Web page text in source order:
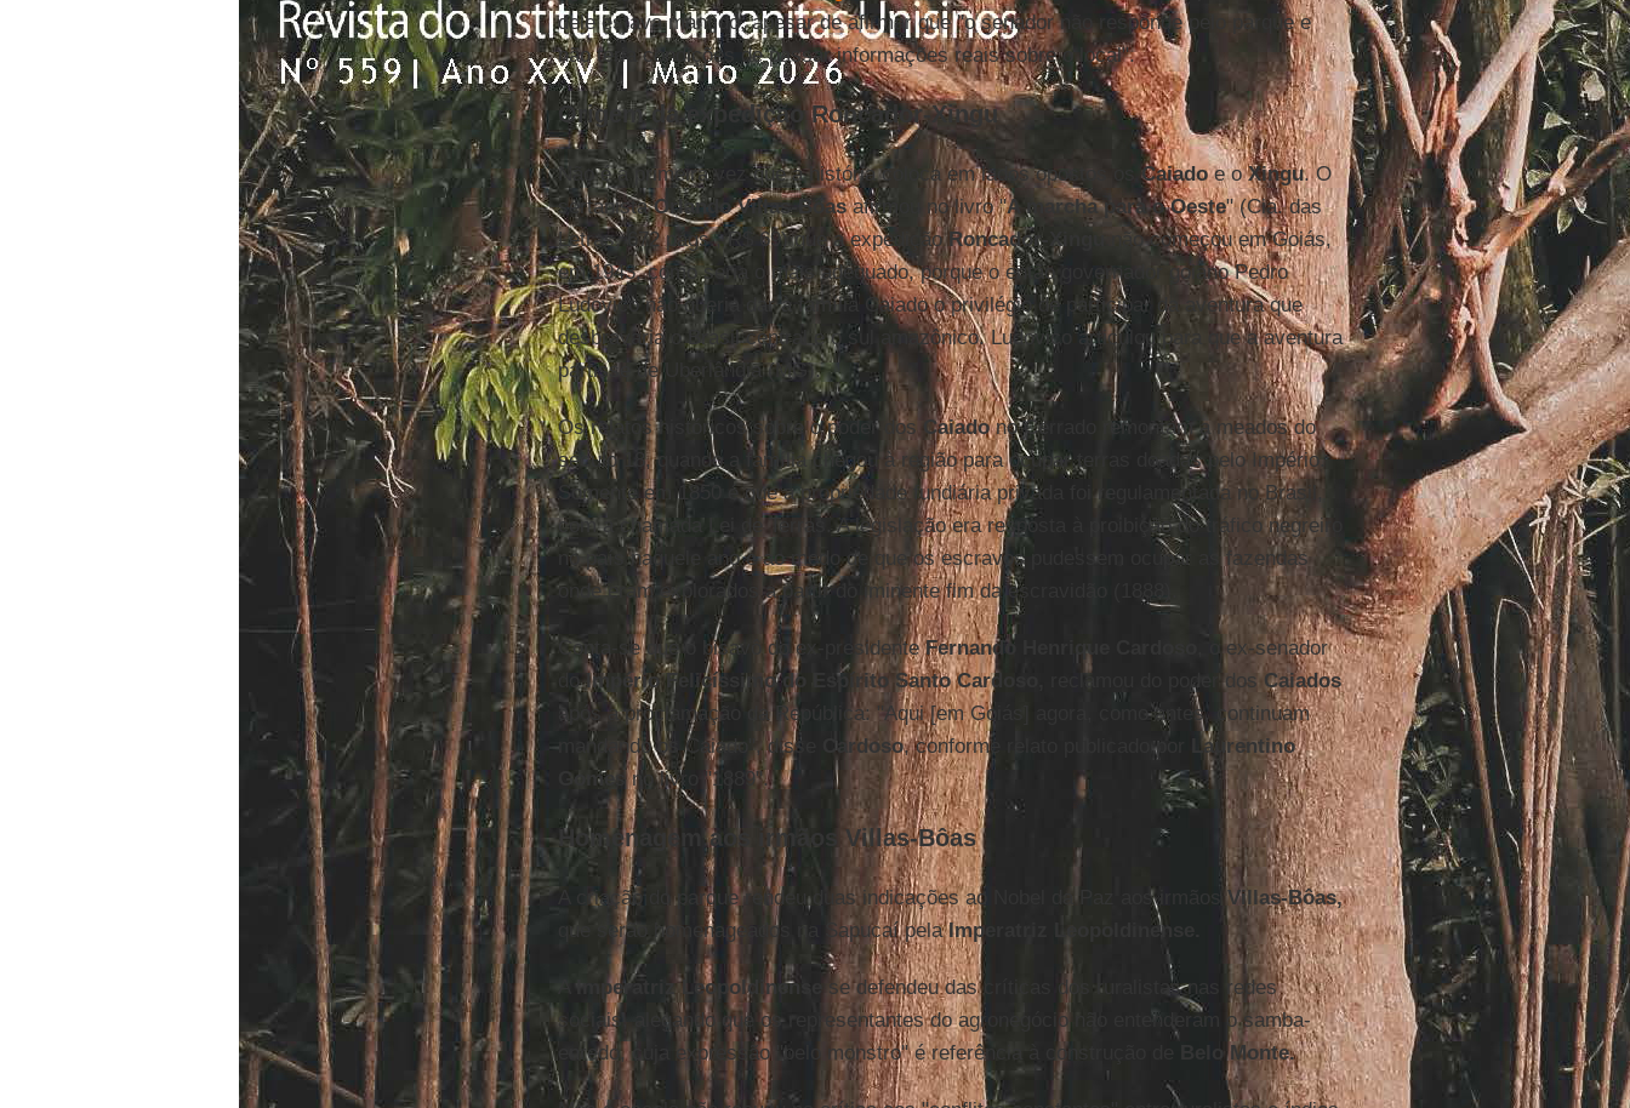
dele estava mantido, apesar de afirmar que "o senador não responde pelo parque e
não teria condições de passar informações reais sobre o local".
Origem da expedição Roncador-Xingu
Não é a primeira vez que a história coloca em lados opostos os Caiadoe oXingu. O
sertanistaOrlando Villas-Bôasafirmou no livro "A marcha para o Oeste" (Cia. das
Letras, 672 págs., R$ 69) que a expediçãoRoncador-Xingu
não começou em Goiás,
em 1943, como seria o mais adequado, porque o então governador goiano Pedro
Ludovico não queria dar à família Caiado o privilégio de participar da aventura que
desbravaria o Brasil central e o sul amazônico. Ludovico articulou para que a aventura
partisse de Uberlândia (MG).
Os relatos históricos sobre o poder dos Caiadono Cerrado remontam a meados do
século 18, quando a família chegou à região para ocupar terras doadas pelo Império.
Somente em 1850 é que a propriedade fundiária privada foi regulamentada no Brasil,
com a chamada Lei de Terras. A legislação era resposta à proibição do tráfico negreiro
no país naquele ano e ao medo de que os escravos pudessem ocupar as fazendas
onde eram explorados a partir do iminente fim da escravidão (1888).
Conta-se que o bisavô do ex-presidenteFernando Henrique Cardoso
, o ex-senador
doImpério Felicíssimo do Espírito Santo Cardoso, reclamou do poder dosCaiados
após a proclamação da República: "Aqui [em Goiás] agora, como antes, continuam
mandando os Caiado", disse
Cardoso, conforme relato publicado por
Laurentino
Gomes no livro "1889".
Homenagem aos irmãos Villas-Bôas
A criação do parque rendeu duas indicações ao Nobel da Paz aos irmãos Villas-Bôas,
que serão homenageados na Sapucaí pelaImperatriz Leopoldinense.
Imperatriz Leopoldinense
se defendeu das críticas dos ruralistas nas redes
sociais, alegando que os representantes do agronegócio não entenderam o samba-
enredo, cuja expressão "belo monstro" é referência à construção de
Belo Monte.